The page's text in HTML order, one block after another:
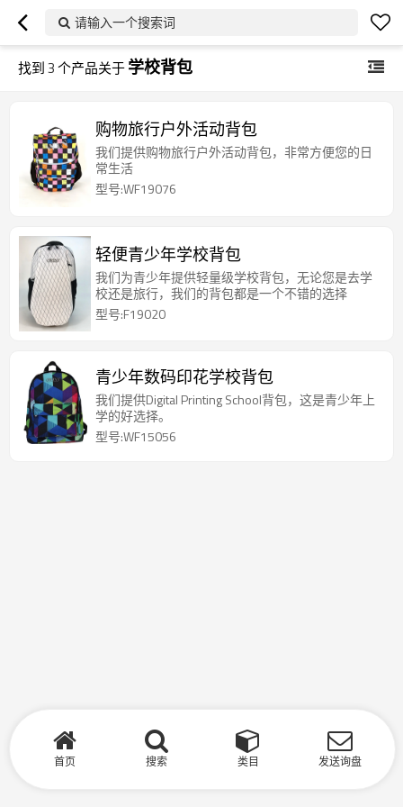
请输入一个搜索词
找到3个产品关于学校背包
购物旅行户外活动背包
我们提供购物旅行户外活动背包，非常方便您的日
常生活
型号:WF19076
轻便青少年学校背包
我们为青少年提供轻量级学校背包，无论您是去学
校还是旅行，我们的背包都是一个不错的选择
型号:F19020
青少年数码印花学校背包
我们提供Digital Printing School背包，这是青少年上
学的好选择。
型号:WF15056
首页 搜索 类目 发送询盘